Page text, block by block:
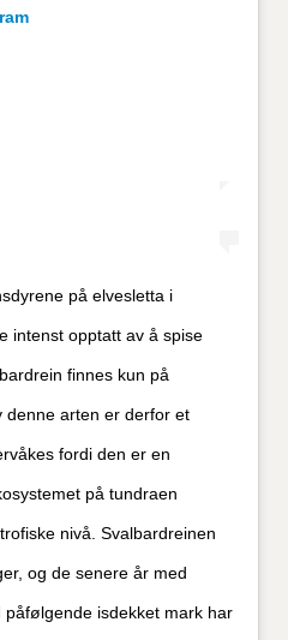
på elvesletta i
intenst opptatt av å spise
finnes kun på
denne arten er derfor et
fordi den er en
på tundraen
nivå. Svalbardreinen
og de senere år med
isdekket mark har